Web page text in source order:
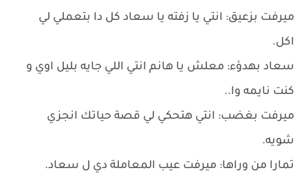
ميرفت بزعيق: انتي يا زفته يا سعاد كل دا بتعملي لي
اكل.
سعاد بهدؤء: معلش يا هانم انتي اللي جايه بليل اوي و
كنت نايمه وا..
ميرفت بغضب: انتي هتحكي لي قصة حياتك انجزي
شويه.
تمارا من وراها: ميرفت عيب المعاملة دي ل سعاد.